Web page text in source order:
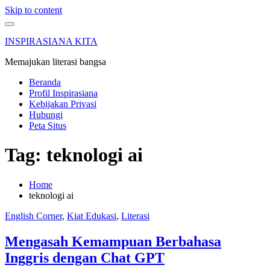
Skip to content
INSPIRASIANA KITA
Memajukan literasi bangsa
Beranda
Profil Inspirasiana
Kebijakan Privasi
Hubungi
Peta Situs
Tag: teknologi ai
Home
teknologi ai
English Corner, Kiat Edukasi, Literasi
Mengasah Kemampuan Berbahasa
Inggris dengan Chat GPT